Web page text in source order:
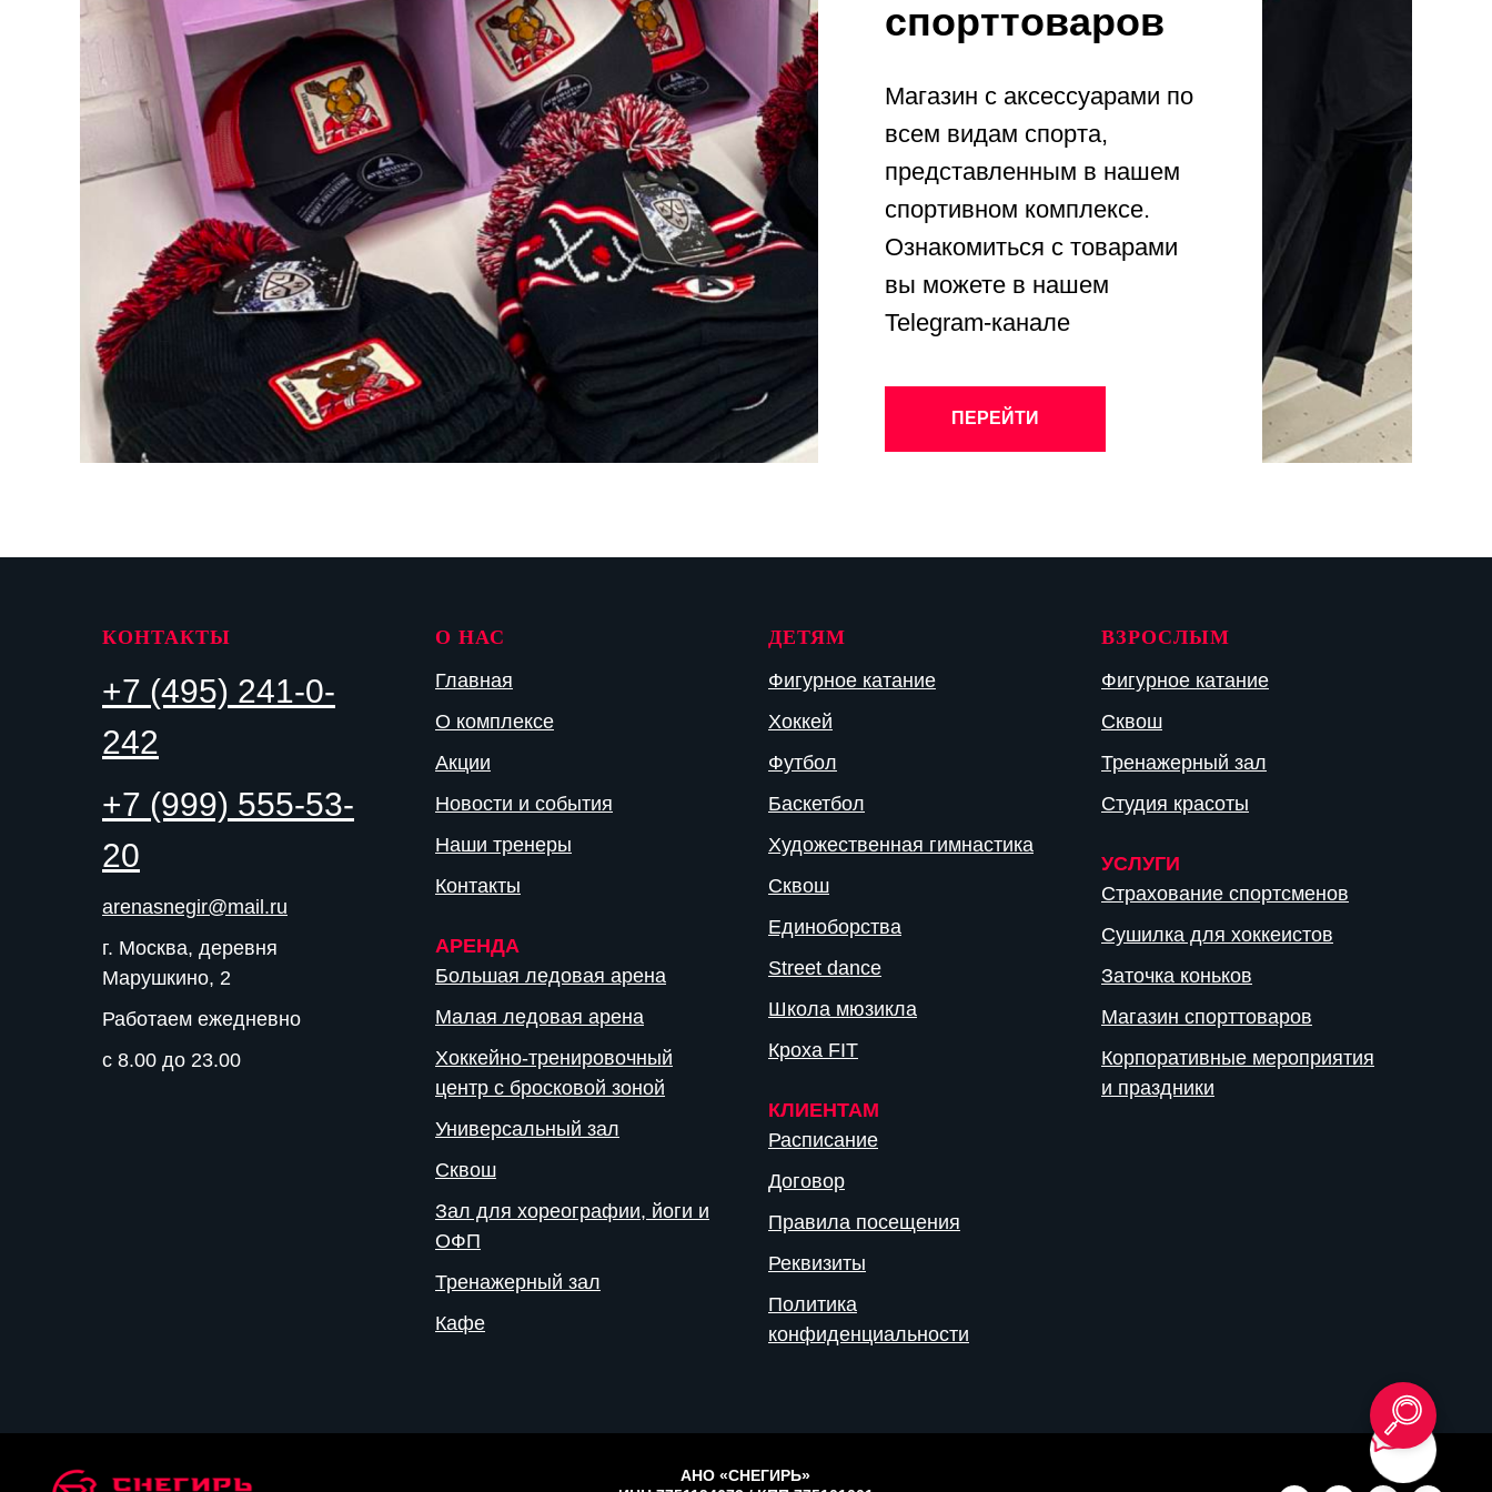
спорттоваров
Магазин с аксессуарами по
всем видам спорта,
представленным в нашем
спортивном комплексе.
Ознакомиться с товарами
вы можете в нашем
Telegram-канале
ПЕРЕЙТИ
КОНТАКТЫ
+7 (495) 241-0-
242
+7 (999) 555-53-
20
arenasnegir@mail.ru
г. Москва, деревня
Марушкино, 2
Работаем ежедневно
с 8.00 до 23.00
О НАС
Главная
О комплексе
Акции
Новости и события
Наши тренеры
Контакты
АРЕНДА
Большая ледовая арена
Малая ледовая арена
Хоккейно-тренировочный
центр с бросковой зоной
Универсальный зал
Сквош
Зал для хореографии, йоги и
ОФП
Тренажерный зал
Кафе
ДЕТЯМ
Фигурное катание
Хоккей
Футбол
Баскетбол
Художественная гимнастика
Сквош
Единоборства
Street dance
Школа мюзикла
Кроха FIT
КЛИЕНТАМ
Расписание
Договор
Правила посещения
Реквизиты
Политика
конфиденциальности
ВЗРОСЛЫМ
Фигурное катание
Сквош
Тренажерный зал
Студия красоты
УСЛУГИ
Страхование спортсменов
Сушилка для хоккеистов
Заточка коньков
Магазин спорттоваров
Корпоративные мероприятия
и праздники
АНО «СНЕГИРЬ»